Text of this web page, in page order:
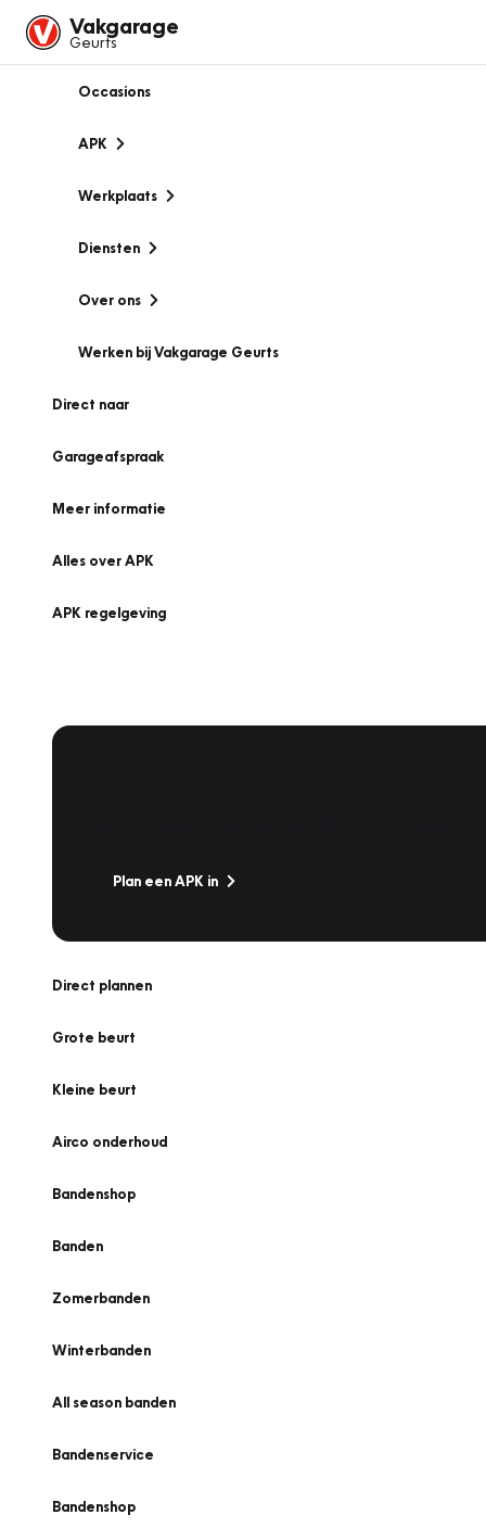
Vakgarage
Geurts
Occasions
APK
Werkplaats
Diensten
Over ons
Werken bij Vakgarage Geurts
Direct naar
Garageafspraak
Meer informatie
Alles over APK
APK regelgeving
Plan een APK in
Direct plannen
Grote beurt
Kleine beurt
Airco onderhoud
Bandenshop
Banden
Zomerbanden
Winterbanden
All season banden
Bandenservice
Bandenshop